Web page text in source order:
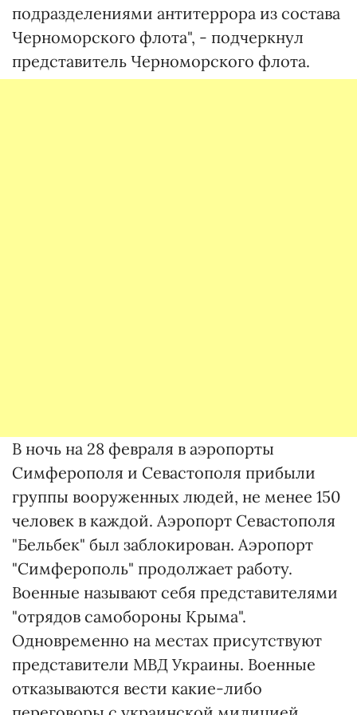
подразделениями антитеррора из состава
Черноморского флота", - подчеркнул
представитель Черноморского флота.
В ночь на 28 февраля в аэропорты
Симферополя и Севастополя прибыли
группы вооруженных людей, не менее 150
человек в каждой. Аэропорт Севастополя
"Бельбек" был заблокирован. Аэропорт
"Симферополь" продолжает работу.
Военные называют себя представителями
"отрядов самобороны Крыма".
Одновременно на местах присутствуют
представители МВД Украины. Военные
отказываются вести какие-либо